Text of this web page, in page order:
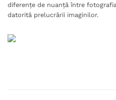
diferențe de nuanță între
datorită prelucrării imaginilor.